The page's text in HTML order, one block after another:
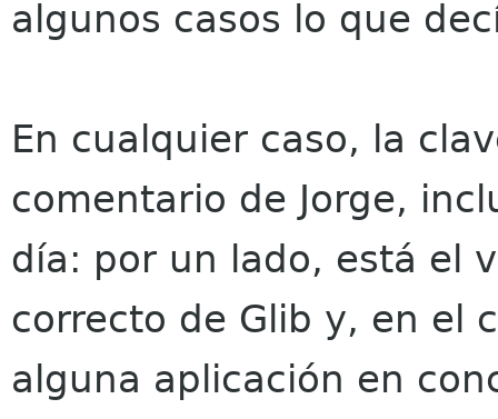
algunos casos lo que
En cualquier caso, la
comentario de Jorge,
día: por un lado, está el
correcto de Glib y, en el
alguna aplicación en